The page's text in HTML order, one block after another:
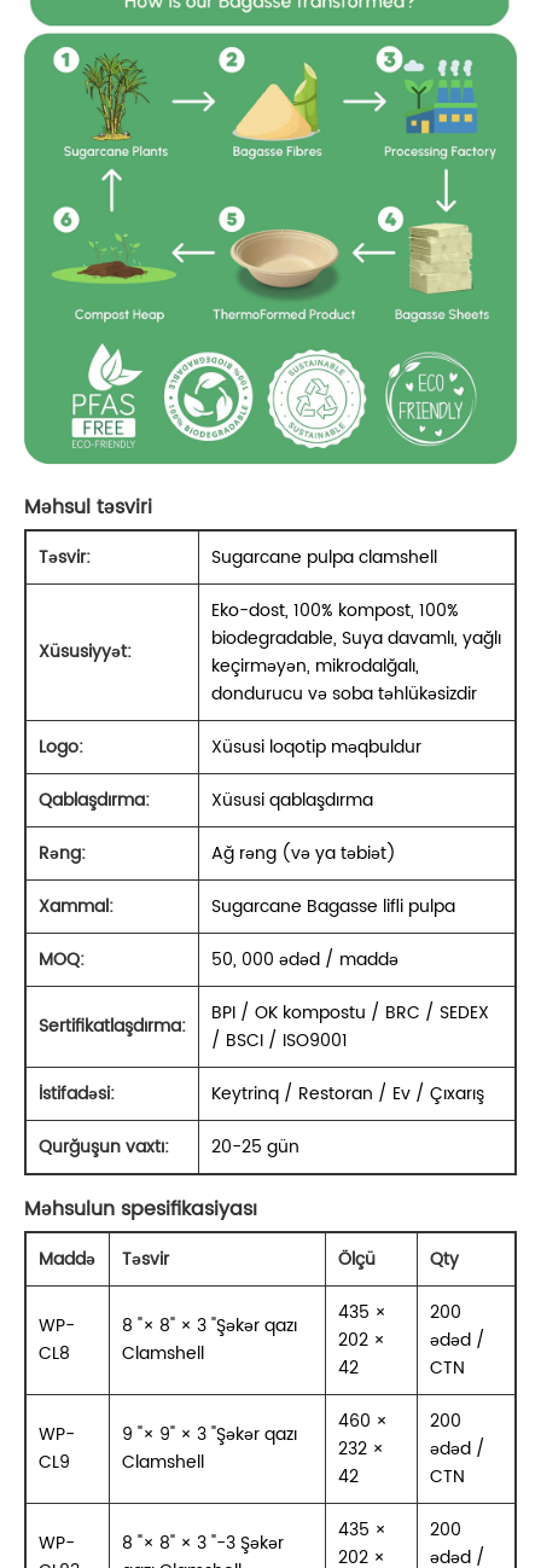
Məhsul təsviri
Təsvir: Sugarcane pulpa clamshell
Xüsusiyyət:
Eko-dost, 100% kompost, 100%
biodegradable, Suya davamlı, yağlı
keçirməyən, mikrodalğalı,
dondurucu və soba təhlükəsizdir
Logo:
Xüsusi loqotip məqbuldur
Qablaşdırma:
Xüsusi qablaşdırma
Rəng:
Ağ rəng (və ya təbiət)
Xammal:
Sugarcane Bagasse lifli pulpa
MOQ:
50, 000 ədəd / maddə
Sertifikatlaşdırma:
BPI / OK kompostu / BRC / SEDEX
/ BSCI / ISO9001
İstifadəsi:
Keytrinq / Restoran / Ev / Çıxarış
Qurğuşun vaxtı:
20-25 gün
Məhsulun spesifikasiyası
Maddə Təsvir Ölçü Qty
WP-
CL8
8 "× 8" × 3 "Şəkər qazı
Clamshell
435 ×
202 ×
42
200
ədəd /
CTN
WP-
CL9
9 "× 9" × 3 "Şəkər qazı
Clamshell
460 ×
232 ×
42
200
ədəd /
CTN
WP-
8 "× 8" × 3 "-3 Şəkər
435 ×
202 ×
200
ədəd /